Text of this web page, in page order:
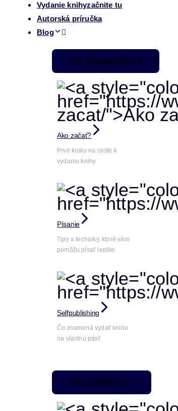
Vydanie knihyzačnite tu
Autorská príručka
Blog
Pre začiatočníkov
Ako začať?
Prvé kroky na ceste k
vydaniu knihy
Písanie
Tipy a techniky, ktoré vám
pomôžu písať lepšie
Selfpublishing
Čo znamená vydať knihu
na vlastnú päsť
Pre pokročilých